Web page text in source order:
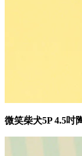
微笑柴犬5P 4.5吋